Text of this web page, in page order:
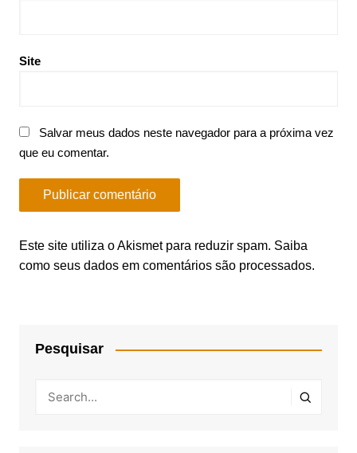
Site
Salvar meus dados neste navegador para a próxima vez
que eu comentar.
Este site utiliza o Akismet para reduzir spam. Saiba
como seus dados em comentários são processados.
Pesquisar